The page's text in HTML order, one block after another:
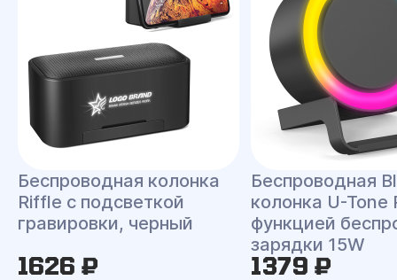
Беспроводная колонка
Riffle с подсветкой
гравировки, черный
1626 ₽
Беспроводная
колонка U-Tone
функцией
зарядки 15W
1379 ₽